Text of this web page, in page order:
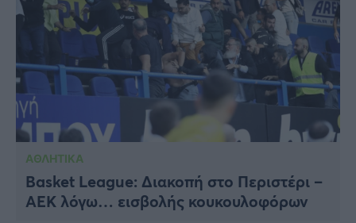
ΑΘΛΗΤΙΚΑ
Basket League: Διακοπή στο Περιστέρι –
ΑΕΚ λόγω… εισβολής κουκουλοφόρων